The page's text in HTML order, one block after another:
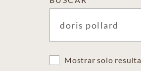
Mostrar solo